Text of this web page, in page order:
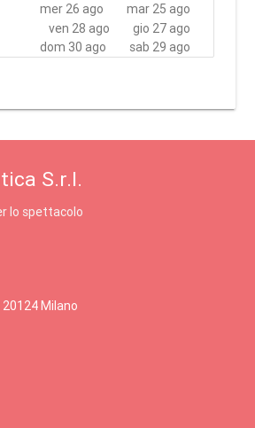
mar 25 ago
mer 26 ago
gio 27 ago
ven 28 ago
sab 29 ago
dom 30 ago
S.r.l.
lo spettacolo
Milano